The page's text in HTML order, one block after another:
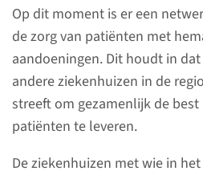
Op dit moment is er een
de zorg van patiënten met
aandoeningen. Dit houdt in
andere ziekenhuizen in de
streeft om gezamen­lijk de
patiënten te leveren.
De ziekenhuizen met wie in
Informatie voor patiënten